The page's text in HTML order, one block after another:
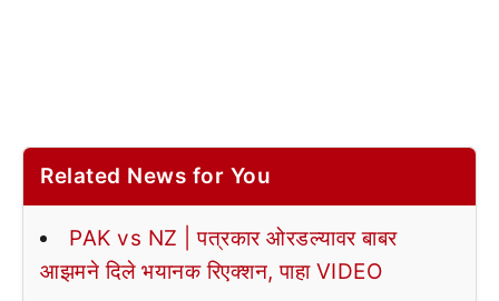
Related News for You
PAK vs NZ | पत्रकार ओरडल्यावर बाबर
आझमने दिले भयानक रिएक्शन, पाहा VIDEO